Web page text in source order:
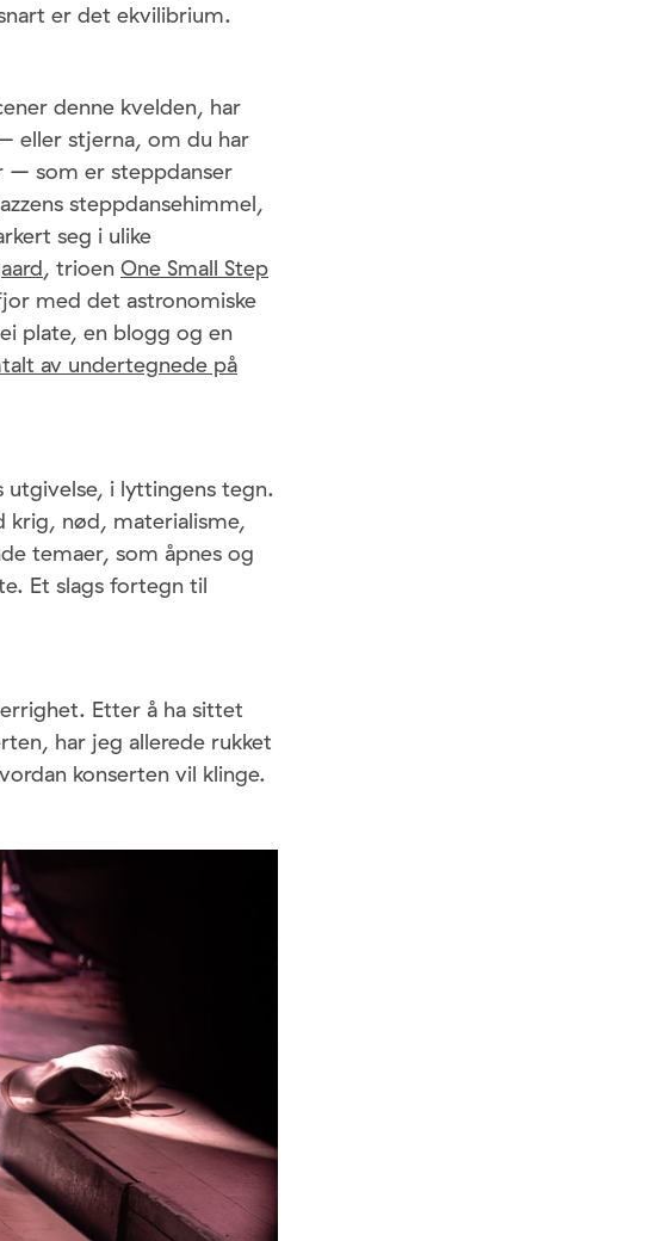
er det ekvilibrium.
denne kvelden, har
eller stjerna, om du har
– som er steppdanser
steppdansehimmel,
seg i ulike
, trioen One Small Step
med det astronomiske
plate, en blogg og en
av undertegnede på
i lyttingens tegn.
krig, nød, materialisme,
temaer, som åpnes og
Et slags fortegn til
Etter å ha sittet
har jeg allerede rukket
konserten vil klinge.